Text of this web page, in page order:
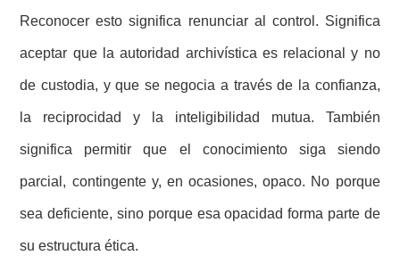
Reconocer esto significa renunciar al control. Significa
aceptar que la autoridad archivística es relacional y no
de custodia, y que se negocia a través de la confianza,
la reciprocidad y la inteligibilidad mutua. También
significa permitir que el conocimiento siga siendo
parcial, contingente y, en ocasiones, opaco. No porque
sea deficiente, sino porque esa opacidad forma parte de
su estructura ética.